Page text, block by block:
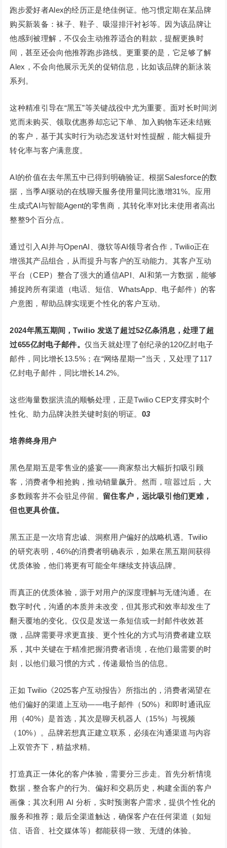
跑步爱好者Alex的经历正是绝佳例证。他习惯定期在某品牌
购买新装备：袜子、鞋子、吸湿排汗衬衫等。因为该品牌让
他感到被理解，不仅会主动推荐适合的鞋款，提醒更换时
间，甚至还会向他推荐跑步路线。更重要的是，它足够了解
Alex，不会向他展示无关的促销信息，比如该品牌的新泳装
系列。
这种精准引导在“黑五”等关键战役中尤为重要。面对长时间浏
览而未购买、领取优惠券却忘记下单、加入购物车还未结账
的客户，基于其实时行为动态发送针对性提醒，能大幅提升
转化率与客户满意度。
AI的价值在去年黑五中已得到明确验证。根据Salesforce的数
据，当季AI驱动的在线聊天服务使用量同比激增31%。应用
生成式AI与智能Agent的零售商，其转化率对比未使用者高出
整整9个百分点。
通过引入AI并与OpenAI、微软等AI领导者合作，Twilio正在
增强其产品组合，从而提升与客户的互动能力。其客户互动
平台（CEP）整合了强大的通信API、AI和第一方数据，能够
捕捉跨所有渠道（电话、短信、WhatsApp、电子邮件）的客
户意图，帮助品牌实现更个性化的客户互动。
2024年黑五期间，Twilio 发送了超过52亿条消息，处理了超
过655亿封电子邮件。 仅当天就处理了创纪录的120亿封电子
邮件，同比增长13.5%；在“网络星期一”当天，又处理了117
亿封电子邮件，同比增长14.2%。
这些海量数据洪流的顺畅处理，正是Twilio CEP支撑实时个
性化、助力品牌决胜关键时刻的明证。 03
培养终身用户
黑色星期五是零售业的盛宴——商家祭出大幅折扣吸引顾
客，消费者争相抢购，推动销量飙升。然而，喧嚣过后，大
多数顾客并不会驻足停留。 留住客户，远比吸引他们更难，
但也更具价值。
黑五正是一次培育忠诚、洞察用户偏好的战略机遇。Twilio
的研究表明，46%的消费者明确表示，如果在黑五期间获得
优质体验，他们将更有可能全年继续支持该品牌。
而真正的优质体验，源于对用户的深度理解与无缝沟通。在
数字时代，沟通的本质并未改变，但其形式和效率却发生了
翻天覆地的变化。仅仅是发送一条短信或一封邮件收效甚
微，品牌需要寻求更直接、更个性化的方式与消费者建立联
系，其中关键在于精准把握消费者语境，在他们最需要的时
刻，以他们最习惯的方式，传递最恰当的信息。
正如 Twilio《2025客户互动报告》所指出的，消费者渴望在
他们偏好的渠道上互动——电子邮件（50%）和即时通讯应
用（40%）是首选，其次是聊天机器人（15%）与视频
（10%）。品牌若想真正建立联系，必须在沟通渠道与内容
上双管齐下，精益求精。
打造真正一体化的客户体验，需要分三步走。首先分析情境
数据，整合客户的行为、偏好和交易历史，构建全面的客户
画像；其次利用 AI 分析，实时预测客户需求，提供个性化的
服务和推荐；最后全渠道触达，确保客户在任何渠道（如短
信、语音、社交媒体等）都能获得一致、无缝的体验。